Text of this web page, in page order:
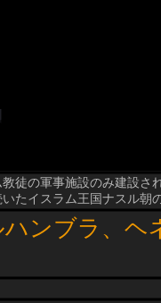
徒の軍事施設のみ建設
たイスラム王国ナスル朝
ンブラ、ヘ